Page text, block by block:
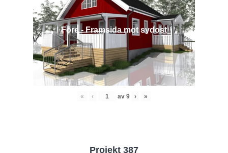
Före - Framsida mot sydost
« ‹ av 9 › »
Projekt 387